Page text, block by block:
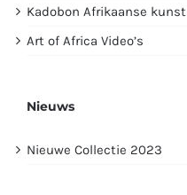
Kadobon Afrikaanse kunst
Art of Africa Video’s
Nieuws
Nieuwe Collectie 2023